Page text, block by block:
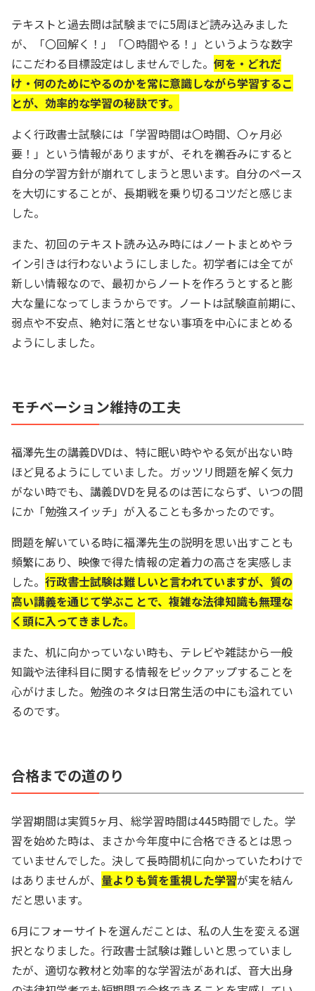
テキストと過去問は試験までに5周ほど読み込みました
が、「〇回解く！」「〇時間やる！」というような数字
にこだわる目標設定はしませんでした。 何を・どれだ
け・何のためにやるのかを常に意識しながら学習するこ
とが、効率的な学習の秘訣です。
よく行政書士試験には「学習時間は〇時間、〇ヶ月必
要！」という情報がありますが、それを鵜呑みにすると
自分の学習方針が崩れてしまうと思います。自分のペース
を大切にすることが、長期戦を乗り切るコツだと感じま
した。
また、初回のテキスト読み込み時にはノートまとめやラ
イン引きは行わないようにしました。初学者には全てが
新しい情報なので、最初からノートを作ろうとすると膨
大な量になってしまうからです。ノートは試験直前期に、
弱点や不安点、絶対に落とせない事項を中心にまとめる
ようにしました。
モチベーション維持の工夫
福澤先生の講義DVDは、特に眠い時ややる気が出ない時
ほど見るようにしていました。ガッツリ問題を解く気力
がない時でも、講義DVDを見るのは苦にならず、いつの間
にか「勉強スイッチ」が入ることも多かったのです。
問題を解いている時に福澤先生の説明を思い出すことも
頻繁にあり、映像で得た情報の定着力の高さを実感しま
した。行政書士試験は難しいと言われていますが、質の
高い講義を通じて学ぶことで、複雑な法律知識も無理な
く頭に入ってきました。
また、机に向かっていない時も、テレビや雑誌から一般
知識や法律科目に関する情報をピックアップすることを
心がけました。勉強のネタは日常生活の中にも溢れてい
るのです。
合格までの道のり
学習期間は実質5ヶ月、総学習時間は445時間でした。学
習を始めた時は、まさか今年度中に合格できるとは思っ
ていませんでした。決して長時間机に向かっていたわけで
はありませんが、 量よりも質を重視した学習が実を結ん
だと思います。
6月にフォーサイトを選んだことは、私の人生を変える選
択となりました。行政書士試験は難しいと思っていまし
たが、適切な教材と効率的な学習法があれば、音大出身